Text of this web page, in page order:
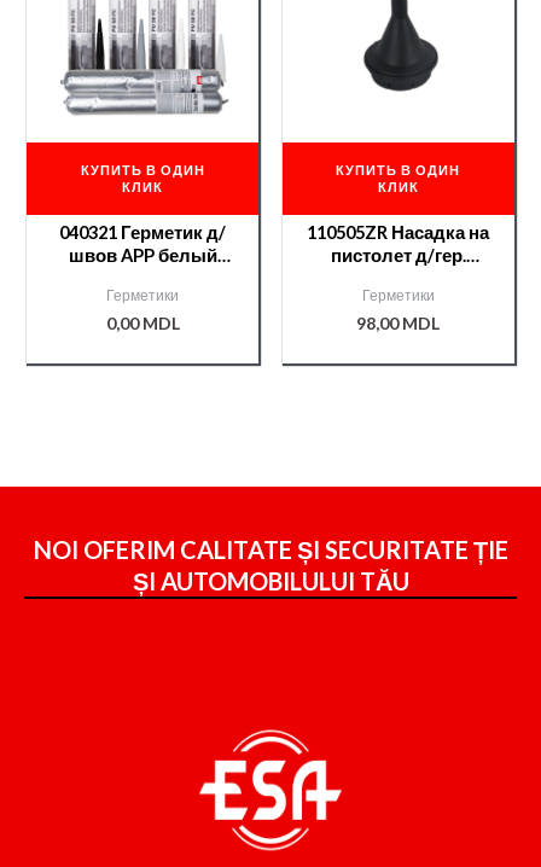
КУПИТЬ В ОДИН
КЛИК
040321 Герметик д/
швов APP белый
Герметики
0,00MDL
КУПИТЬ В ОДИН
КЛИК
110505ZR Насадка на
пистолет д/гер.
Герметики
98,00MDL
NOI OFERIM CALITATE ȘI SECURITATE ȚIE
ȘI AUTOMOBILULUI TĂU